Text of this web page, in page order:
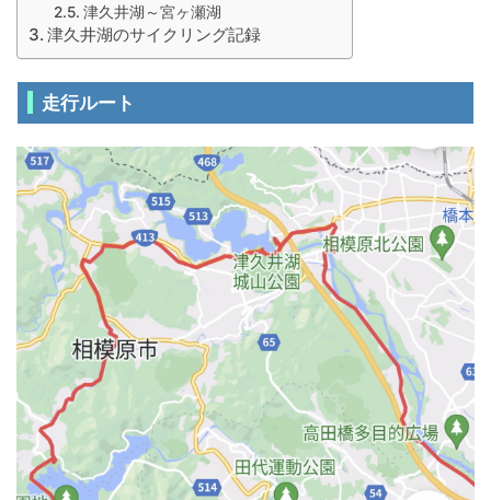
津久井湖～宮ヶ瀬湖
津久井湖のサイクリング記録
走行ルート